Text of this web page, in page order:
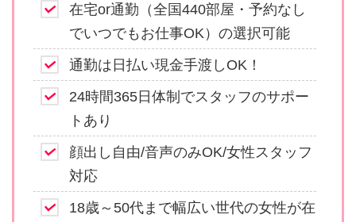
在宅or通勤（全国440部屋・予約なし
でいつでもお仕事OK）の選択可能
通勤は日払い現金手渡しOK！
24時間365日体制でスタッフのサポー
トあり
顔出し自由/音声のみOK/女性スタッフ
対応
18歳～50代まで幅広い世代の女性が在